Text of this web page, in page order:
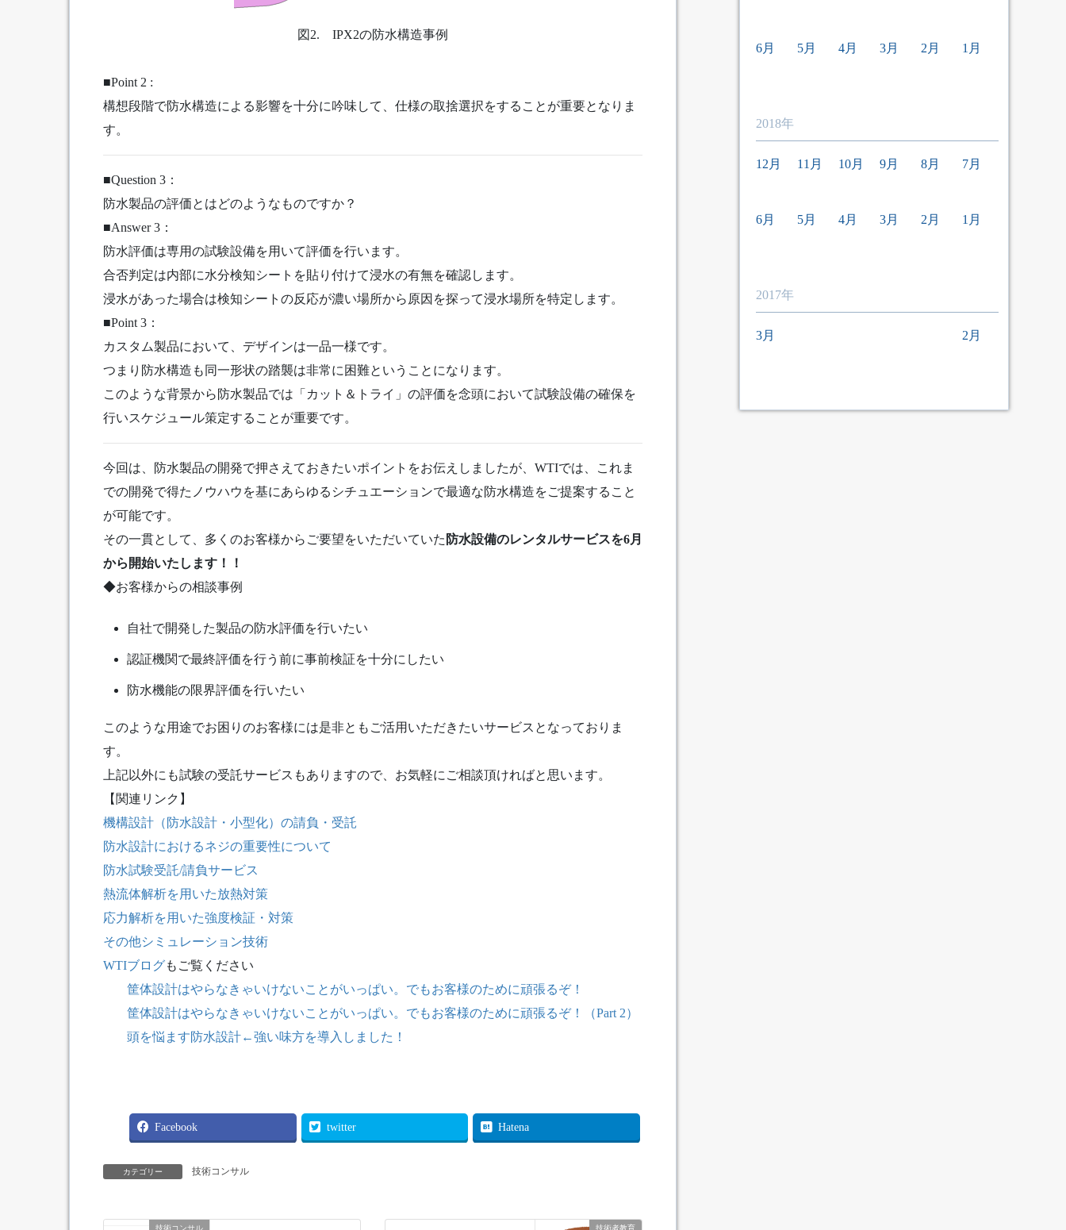
図2. IPX2の防水構造事例
■Point 2 :
構想段階で防水構造による影響を十分に吟味して、仕様の取捨選択をすることが重要となりま
す。
■Question 3：
防水製品の評価とはどのようなものですか？
■Answer 3：
防水評価は専用の試験設備を用いて評価を行います。
合否判定は内部に水分検知シートを貼り付けて浸水の有無を確認します。
浸水があった場合は検知シートの反応が濃い場所から原因を探って浸水場所を特定します。
■Point 3：
カスタム製品において、デザインは一品一様です。
つまり防水構造も同一形状の踏襲は非常に困難ということになります。
このような背景から防水製品では「カット＆トライ」の評価を念頭において試験設備の確保を
行いスケジュール策定することが重要です。
今回は、防水製品の開発で押さえておきたいポイントをお伝えしましたが、WTIでは、これま
での開発で得たノウハウを基にあらゆるシチュエーションで最適な防水構造をご提案すること
が可能です。
その一貫として、多くのお客様からご要望をいただいていた 防水設備のレンタルサービスを6月
から開始いたします！！
◆お客様からの相談事例
自社で開発した製品の防水評価を行いたい
認証機関で最終評価を行う前に事前検証を十分にしたい
防水機能の限界評価を行いたい
このような用途でお困りのお客様には是非ともご活用いただきたいサービスとなっておりま
す。
上記以外にも試験の受託サービスもありますので、お気軽にご相談頂ければと思います。
【関連リンク】
機構設計（防水設計・小型化）の請負・受託
防水設計におけるネジの重要性について
防水試験受託/請負サービス
熱流体解析を用いた放熱対策
応力解析を用いた強度検証・対策
その他シミュレーション技術
WTIブログもご覧ください
筐体設計はやらなきゃいけないことがいっぱい。でもお客様のために頑張るぞ！
筐体設計はやらなきゃいけないことがいっぱい。でもお客様のために頑張るぞ！（Part 2）
頭を悩ます防水設計←強い味方を導入しました！
Facebook twitter Hatena
カテゴリー 技術コンサル
技術コンサル 技術者教育
6月 5月 4月 3月 2月 1月
2018年
12月 11月 10月 9月 8月 7月
6月 5月 4月 3月 2月 1月
2017年
3月 2月